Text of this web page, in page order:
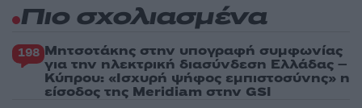
Πιο σχολιασμένα
198 Μητσοτάκης στην υπογραφή συμφωνίας
για την ηλεκτρική διασύνδεση Ελλάδας –
Κύπρου: «Ισχυρή ψήφος εμπιστοσύνης» η
είσοδος της Meridiam στην GSI